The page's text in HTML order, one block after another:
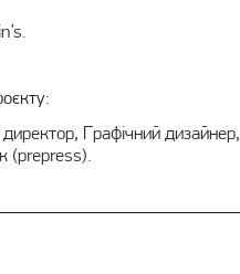
Графічний дизайнер,
(prepress).